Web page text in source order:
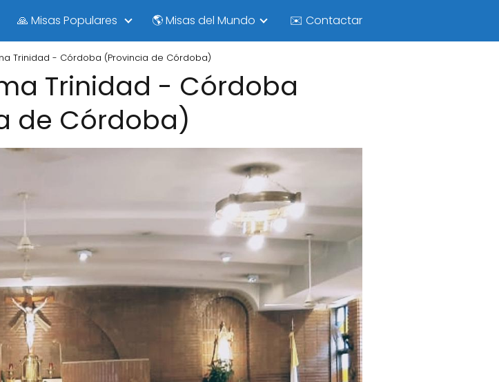
🙏 Misas Populares 🌎 Misas del Mundo ✉️ Contactar
Trinidad - Córdoba (Provincia de Córdoba)
Trinidad - Córdoba
de Córdoba)